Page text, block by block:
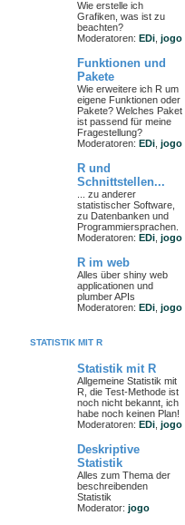
Wie erstelle ich
Grafiken, was ist zu
beachten?
Moderatoren: EDi jogo
Funktionen und
Pakete
Wie erweitere ich R um
eigene Funktionen oder
Pakete? Welches Paket
ist passend für meine
Fragestellung?
Moderatoren: EDi jogo
R und
Schnittstellen...
... zu anderer
statistischer Software,
zu Datenbanken und
Programmiersprachen.
Moderatoren: EDi jogo
R im web
Alles über shiny web
applicationen und
plumber APIs
Moderatoren: EDi jogo
STATISTIK MIT R
Statistik mit R
Allgemeine Statistik mit
R, die Test-Methode ist
noch nicht bekannt, ich
habe noch keinen Plan!
Moderatoren: EDi jogo
Deskriptive
Statistik
Alles zum Thema der
beschreibenden
Statistik
Moderator: jogo